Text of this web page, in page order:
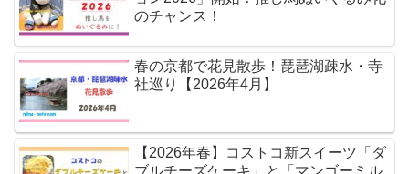
のチャンス！
春の京都で花見散歩！琵琶湖疎水・寺
社巡り【2026年4月】
【2026年春】コストコ新スイーツ「ダ
ブルチーズケーキ」と「マンゴーミル